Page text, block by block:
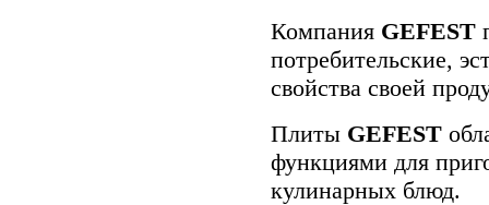
Компания GEFEST
потребительские,
свойства своей
Плиты GEFEST
функциями для
кулинарных блюд.